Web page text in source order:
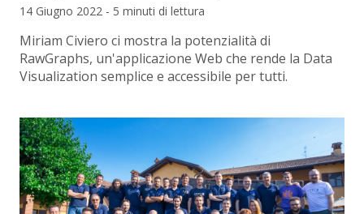
14 Giugno 2022 - 5 minuti di lettura
Miriam Civiero ci mostra la potenzialità di
RawGraphs, un'applicazione Web che rende la Data
Visualization semplice e accessibile per tutti.